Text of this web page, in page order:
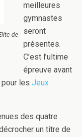
de
meilleures
gymnastes
seront
présentes.
C’est l’ultime
épreuve avant
pour les Jeux
des quatre
un titre de